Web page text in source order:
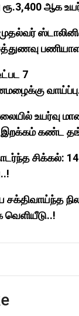
ரூ.3,400 ஆக
7
உயர்வு
இறக்கம் கண்ட
சிக்கல்:
சக்திவாய்ந்த
வெளியீடு..!